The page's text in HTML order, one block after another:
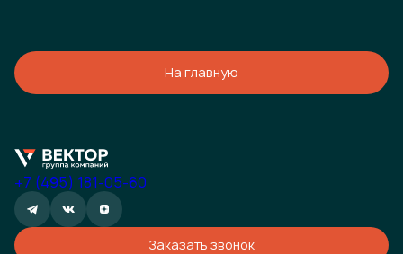
На главную
+7 (495) 181-05-60
Заказать звонок